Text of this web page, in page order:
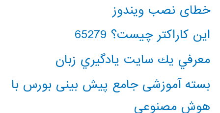
خطای نصب ویندوز
این کاراکتر چیست؟ 65279
معرفي يك سايت يادگيري زبان
بسته آموزشی جامع پیش بینی بورس با
هوش مصنوعی